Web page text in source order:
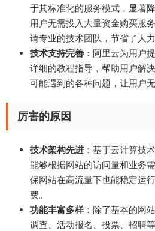
于其标准化的服务模式，显著
用户无需投入大量资金购买服
请专业的技术团队，节省了人
技术支持完善 ：阿里云为用户
详细的教程指导，帮助用户解
可能遇到的各种问题，让用户无
厉害的原因
技术架构先进 ：基于云计算技
能够根据网站的访问量和业务
保网站在高流量下也能稳定运
费。
功能丰富多样 ：除了基本的网
调查、活动报名、投票、招聘